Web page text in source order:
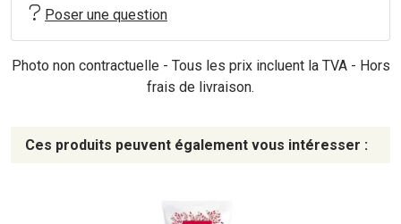
Poser une question
Photo non contractuelle - Tous les prix incluent la TVA - Hors
frais de livraison.
Ces produits peuvent également vous intéresser :